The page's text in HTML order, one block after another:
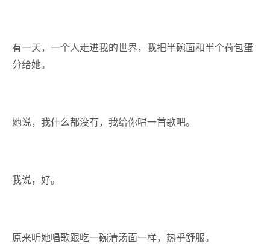
有一天，一个人走进我的世界，我把半碗面和半个荷包蛋
分给她。
她说，我什么都没有，我给你唱一首歌吧。
我说，好。
原来听她唱歌跟吃一碗清汤面一样，热乎舒服。